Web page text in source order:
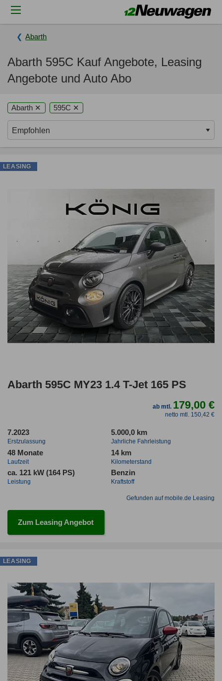
Abarth
Abarth 595C Kauf Angebote, Leasing
Angebote und Auto Abo
Abarth ✕ 595C ✕
Abarth 595C MY23 1.4 T-Jet 165 PS
ab mtl. 179,00 €
netto mtl. 150,42 €
7.2023
Erstzulassung
5.000,0 km
Jahrliche Fahrleistung
48 Monate
Laufzeit
14 km
Kilometerstand
ca. 121 kW (164 PS)
Leistung
Benzin
Kraftstoff
Gefunden auf mobile.de Leasing
Zum Leasing Angebot
LEASING
LEASING